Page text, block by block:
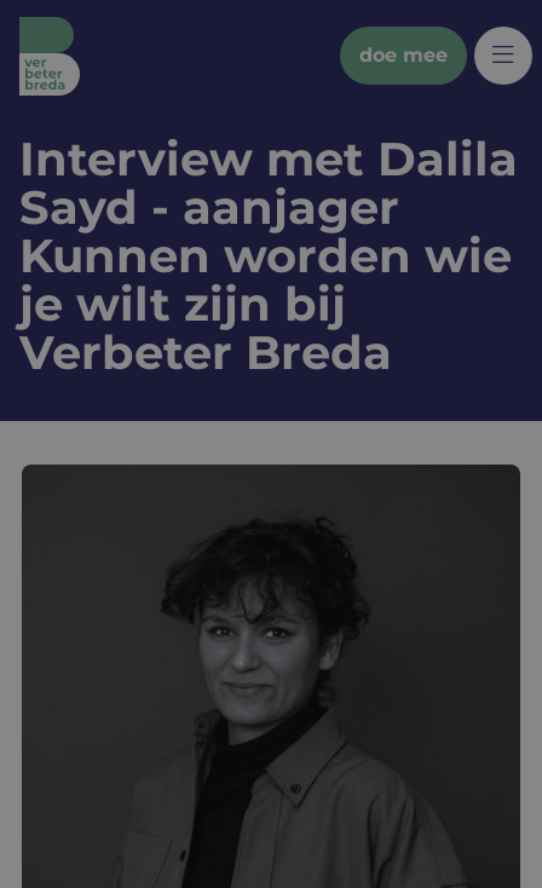
doe mee
wat we doen
bredanaars
partners
doe mee
Translate
Interview met Dalila
Sayd - aanjager
Kunnen worden wie
je wilt zijn bij
Verbeter Breda